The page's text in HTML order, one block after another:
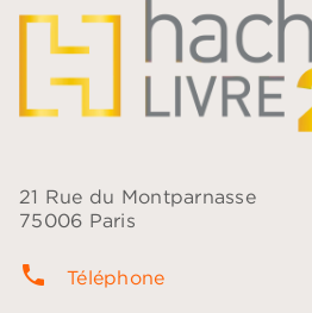
21 Rue du Montparnasse
75006 Paris
phone Téléphone